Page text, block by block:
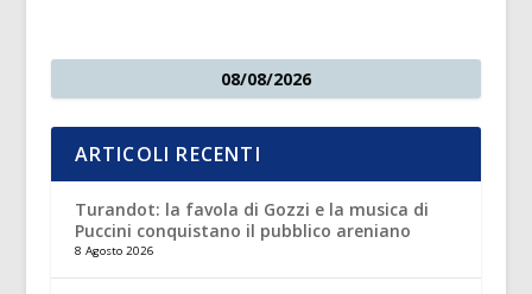
08/08/2026
ARTICOLI RECENTI
Turandot: la favola di Gozzi e la musica di
Puccini conquistano il pubblico areniano
8 Agosto 2026